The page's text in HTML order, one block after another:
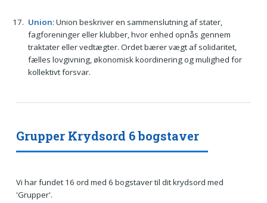
Union: Union beskriver en sammenslutning af stater,
fagforeninger eller klubber, hvor enhed opnås gennem
traktater eller vedtægter. Ordet bærer vægt af solidaritet,
fælles lovgivning, økonomisk koordinering og mulighed for
kollektivt forsvar.
Grupper Krydsord 6 bogstaver
Vi har fundet 16 ord med 6 bogstaver til dit krydsord med
'Grupper'.